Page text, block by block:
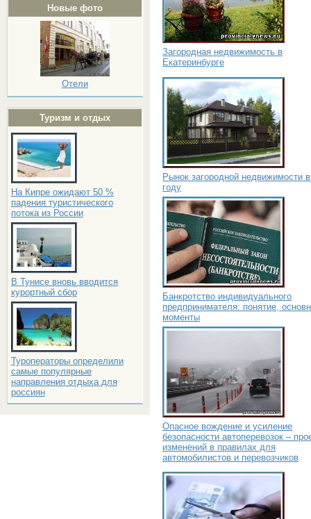
Новые фото
Отели
Туризм и отдых
На Кипре ожидают 50 %
падения туристического
потока из России
В Тунисе вновь вводится
курортный сбор
Туроператоры определили
самые популярные
направления отдыха для
россиян
Загородная недвижимость в
Екатеринбурге
Рынок загородной недвижимости
году
Банкротство индивидуального
предпринимателя: понятие,
моменты
Опасное вождение и усиление
безопасности автоперевозок –
изменений в правилах для
автомобилистов и перевозчиков